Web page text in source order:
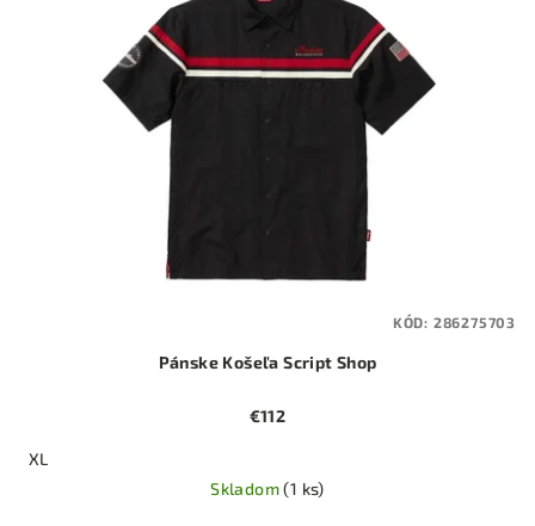
Pánske Košeľa Script Shop
€112
XL
Skladom(1 ks)
KÓD: 286275703